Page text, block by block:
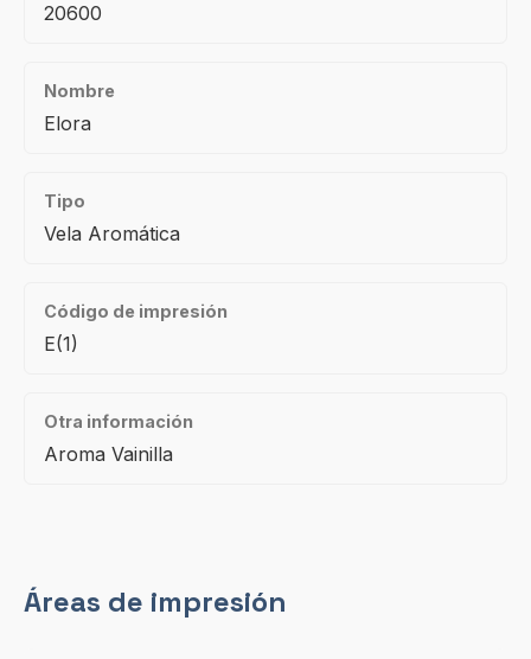
20600
Nombre
Elora
Tipo
Vela Aromática
Código de impresión
E(1)
Otra información
Aroma Vainilla
Áreas de impresión